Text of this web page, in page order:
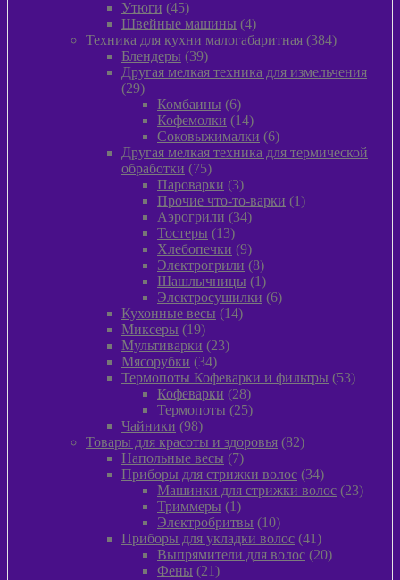
Утюги 4545
товаров
Швейные машины 44
товара
Техника для кухни малогабаритная 384384
Блендеры 3939
товаров
Другая мелкая техника для измельчения
2929
товаров
Комбаины 66
товаров
Кофемолки 1414
товаров
Соковыжималки 66
товаров
Другая мелкая техника для термической
обработки
7575
товаров
Пароварки 33
товара
Прочие что-то-варки 11
Аэрогрили 3434
Тостеры 1313
товаров
Хлебопечки 99
товаров
Электрогрили 88
товаров
Шашлычницы 11
товар
Электросушилки 66
Кухонные весы 1414
Миксеры 1919
товаров
Мультиварки 2323
Мясорубки 3434
товара
Термопоты Кофеварки и фильтры 5353
Кофеварки 2828
товаров
Термопоты 2525
Чайники 9898
товаров
Товары для красоты и здоровья 8282
Напольные весы 77
товаров
Приборы для стрижки волос 3434
товара
Машинки для стрижки волос 2323
Триммеры 11
товар
Электробритвы 1010
товаров
Приборы для укладки волос 4141
товар
Выпрямители для волос 2020
Фены 2121